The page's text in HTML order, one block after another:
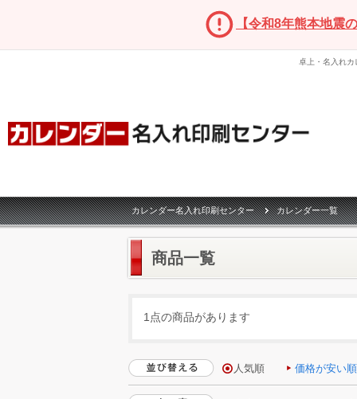
【令和8年熊本地震
卓上・名入れ
カレンダー名入れ印刷センター カレンダー一覧
商品一覧
1点の商品があります
人気順 価格が安い順